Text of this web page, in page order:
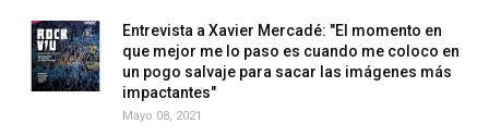
Entrevista a Xavier Mercadé: "El momento en
que mejor me lo paso es cuando me coloco en
un pogo salvaje para sacar las imágenes más
impactantes"
Mayo 08, 2021